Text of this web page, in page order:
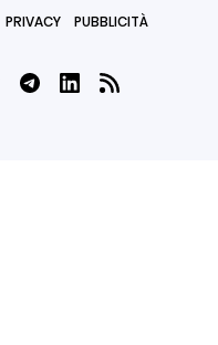
PRIVACY PUBBLICITÀ